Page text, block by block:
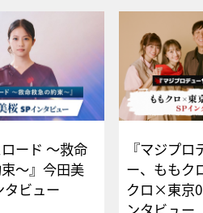
ロード ～救命
～』今田美
タビュー
『マジプロ
ー、ももク
クロ×東京